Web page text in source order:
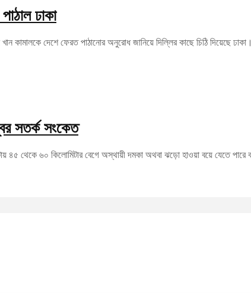
ঢাকা
কামালকে দেশে ফেরত পাঠানোর অনুরোধ জানিয়ে দিল্লির কাছে চিঠি দিয়েছে
সতর্ক সংকেত
৪৫ থেকে ৬০ কিলোমিটার বেগে অস্থায়ী দমকা অথবা ঝড়ো হাওয়া বয়ে যেতে